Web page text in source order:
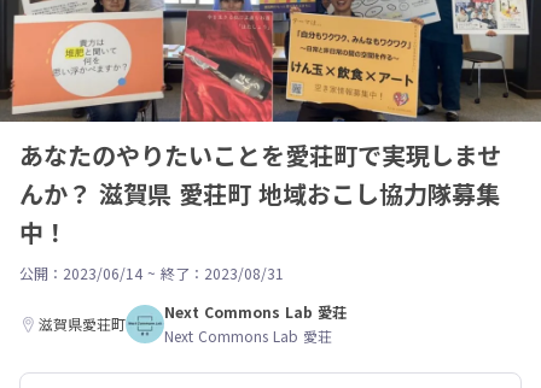
あなたのやりたいことを愛荘町で実現しませ
んか？ 滋賀県 愛荘町 地域おこし協力隊募集
中！
公開：2023/06/14 ~ 終了：2023/08/31
滋賀県愛荘町
Next Commons Lab 愛荘
Next Commons Lab 愛荘